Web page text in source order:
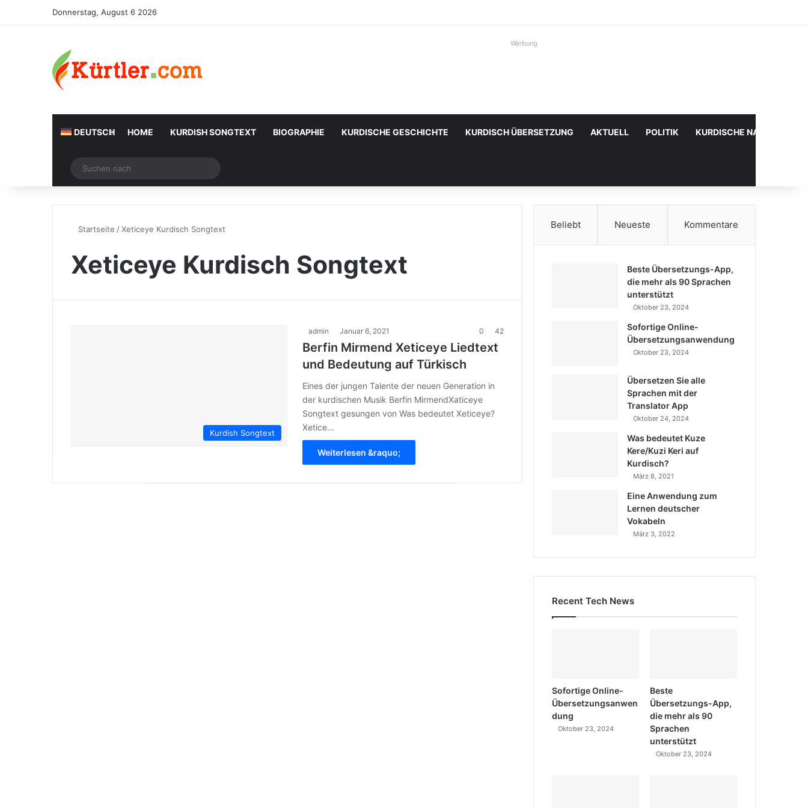
Donnerstag, August 6 2026
Werbung
DEUTSCH HOME KURDISH SONGTEXT BIOGRAPHIE KURDISCHE GESCHICHTE KURDISCH ÜBERSETZUNG AKTUELL POLITIK KURDISCHE
Zufälliger Artikel
nach
Startseite /Xeticeye Kurdisch Songtext
Xeticeye Kurdisch Songtext
Kurdish Songtext
admin Januar 6, 2021 0 42
Berfin Mirmend Xeticeye Liedtext
und Bedeutung auf Türkisch
Eines der jungen Talente der neuen Generation in
der kurdischen Musik Berfin MirmendXaticeye
Songtext gesungen von Was bedeutet Xeticeye?
Xetice…
Weiterlesen &raquo;
Beliebt Neueste Kommentare
Beste Übersetzungs-App,
die mehr als 90 Sprachen
unterstützt
Oktober 23, 2024
Sofortige Online-
Übersetzungsanwendung
Oktober 23, 2024
Übersetzen Sie alle
Sprachen mit der
Translator App
Oktober 24, 2024
Was bedeutet Kuze
Kere/Kuzi Keri auf
Kurdisch?
März 8, 2021
Eine Anwendung zum
Lernen deutscher
Vokabeln
März 3, 2022
Recent Tech News
Sofortige Online-
Übersetzungsanwen
dung
Oktober 23, 2024
Beste
Übersetzungs-App,
die mehr als 90
Sprachen
unterstützt
Oktober 23, 2024